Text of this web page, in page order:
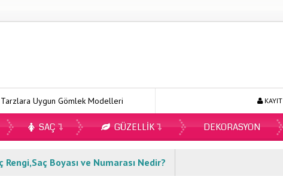
Gömlek Modelleri Ecopirin Reçetesiz Alınır Mı 2026?
SAÇ GÜZELLIK DEKORASYON
Rengi,Saç Boyası ve Numarası Nedir?